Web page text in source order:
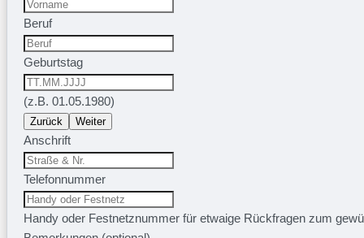
Beruf
Geburtstag
(z.B. 01.05.1980)
Zurück Weiter
Anschrift
Telefonnummer
Handy oder Festnetznummer für etwaige Rückfragen zum